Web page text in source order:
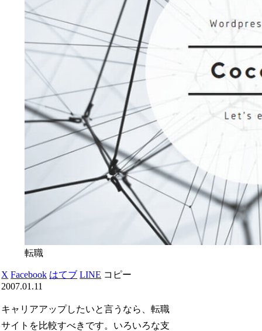
転職
X Facebook はてブ LINE コピー
2007.01.11
キャリアアップしたいと言うなら、転職
サイトを比較すべきです。いろいろな支